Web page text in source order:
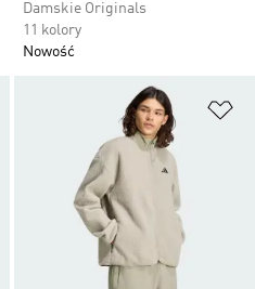
Damskie Originals
11 kolory
Nowość
Dodaj do listy życzeń